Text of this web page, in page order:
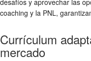
coaching y la PNL,
Currículum
mercado